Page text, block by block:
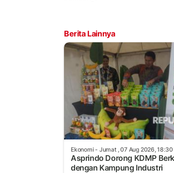
Berita Lainnya
Ekonomi- Jumat , 07 Aug 2026, 18:30
Asprindo Dorong KDMP
dengan Kampung Industri